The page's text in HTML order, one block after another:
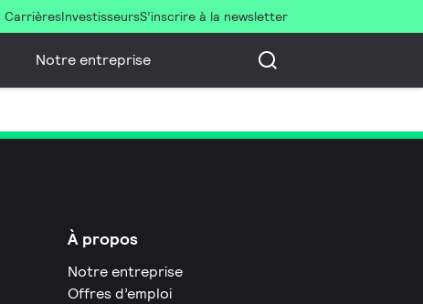
CarrièresInvestisseursS’inscrire à la newsletter
Notre entreprise
À propos
Notre entreprise
Offres d’emploi